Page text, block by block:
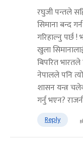
रघुजी पन्तले
सिमाना बन्द
गरिहाल्नु पर्छ !
खुला
बिपरित भारतले
नेपालले पनि
शासन यन्त्र
गर्नु भएन?
Reply